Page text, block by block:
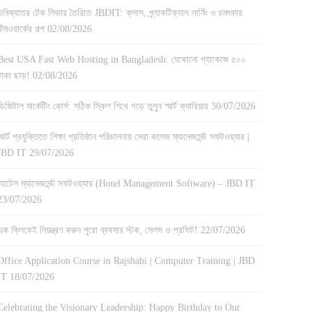
টেক লিডার তৈরিতে JBDIT: ক্লাস, প্র্যাকটিক্যাল লার্নিং ও চমৎকার
গল্প 02/08/2026
USA Fast Web Hosting in Bangladesh: যেকোনো প্যাকেজে ৫০০
ছাড়! 02/08/2026
মার্কেটিং কোর্স: সঠিক স্কিল শিখে গড়ে তুলুন স্মার্ট ক্যারিয়ার 30/07/2026
প্রযুক্তিতে শিক্ষা প্রতিষ্ঠান পরিচালনায় সেরা কলেজ ম্যানেজমেন্ট সফটওয়্যার |
IT 29/07/2026
ম্যানেজমেন্ট সফটওয়্যার (Hotel Management Software) – JBD IT
07/2026
ক্লিকেই নিয়ন্ত্রণ করুন পুরো ব্যবসার স্টক, সেলস ও প্রফিট! 22/07/2026
Application Course in Rajshahi | Computer Training | JBD
18/07/2026
the Visionary Leadership: Happy Birthday to Our